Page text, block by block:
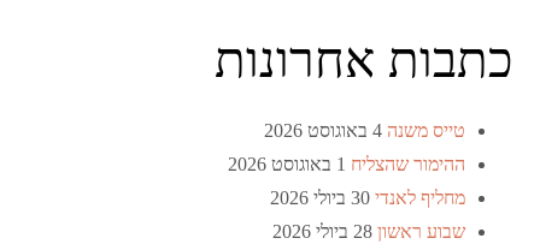
כתבות אחרונות
טייס משנה 4 באוגוסט 2026
ההימור שהצליח 1 באוגוסט 2026
מחליף לאנדי 30 ביולי 2026
שבוע ראשון 28 ביולי 2026